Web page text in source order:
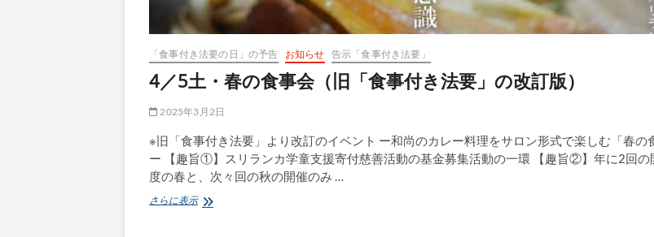
「食事付き法要の日」の予告 お知らせ 告示「食事付き法要」
4／5土・春の食事会（旧「食事付き法要」の改訂版）
2025年3月2日
※旧「食事付き法要」より改訂のイベント ー和尚のカレー料理をサロン形式で楽しむ「春の
ー 【趣旨①】スリランカ学童支援寄付慈善活動の基金募集活動の一環 【趣旨②】年に2回の
度の春と、次々回の秋の開催のみ …
さらに表示4